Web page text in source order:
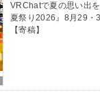
VRChatで夏の思い出
夏祭り2026』8月29・
【寄稿】